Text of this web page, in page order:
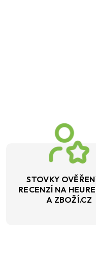
STOVKY
RECENZÍ NA
A ZBOŽÍ.CZ